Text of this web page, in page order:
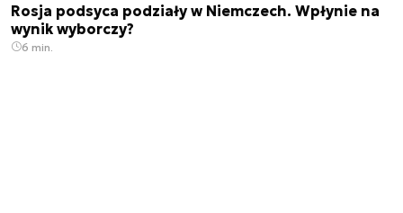
Rosja podsyca podziały w Niemczech. Wpłynie na
wynik wyborczy?
6 min.